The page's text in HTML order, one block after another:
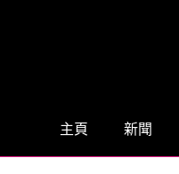
主頁 新聞